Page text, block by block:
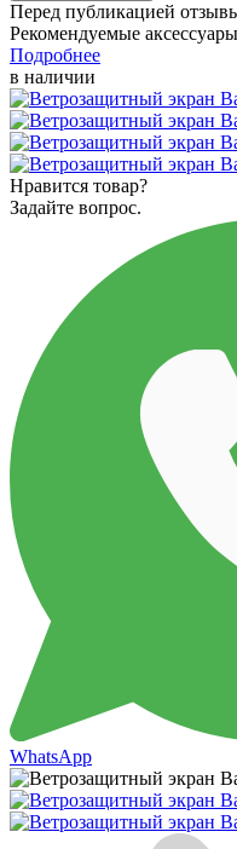
Перед публикацией
Рекомендуемые аксессуары
Подробнее
в наличии
Нравится товар?
Задайте вопрос.
WhatsApp